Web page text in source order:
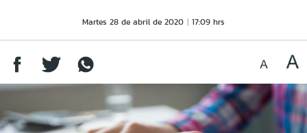
Martes 28 de abril de 2020 17:09 hrs